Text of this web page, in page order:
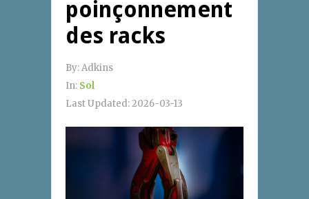
poinçonnement
des racks
By:Adkins
In: Sol
Last Updated:2026-03-13